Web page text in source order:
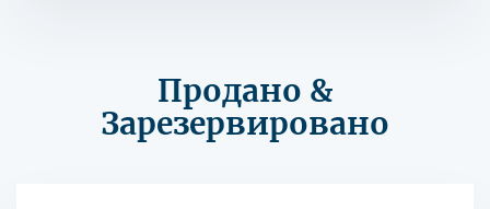
Продано &
Зарезервировано